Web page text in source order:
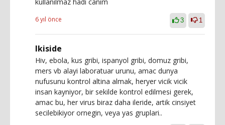
6 yıl önce 3 1
Ikiside
Hiv, ebola, kus gribi, ispanyol gribi, domuz gribi,
mers vb alayi laboratuar urunu, amac dunya
nufusunu kontrol altina almak, heryer vicik vicik
insan kayniyor, bir sekilde kontrol edilmesi gerek,
amac bu, her virus biraz daha ileride, artik cinsiyet
secilebikiyor ornegin, veya yas gruplari..